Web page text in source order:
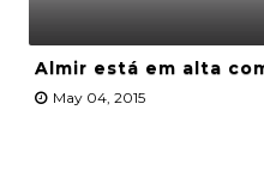
Almir está em alta
May 04, 2015